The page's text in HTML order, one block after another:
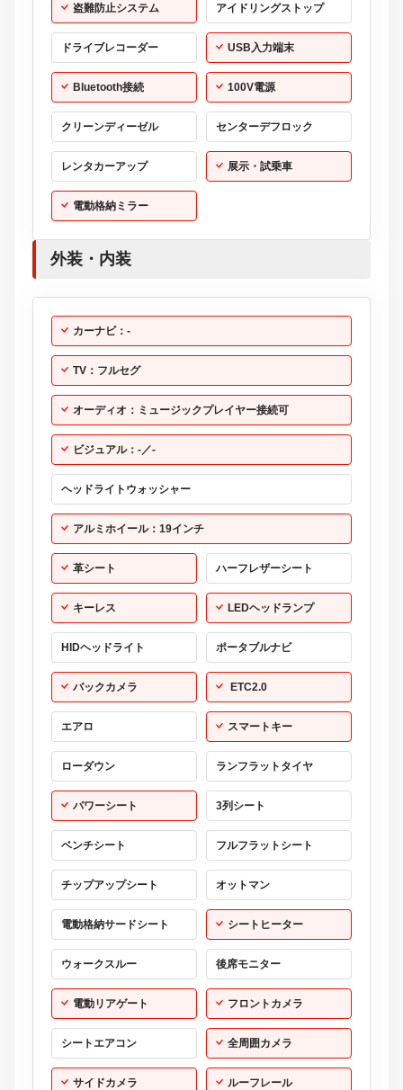
盗難防止システム アイドリングストップ
ドライブレコーダー USB入力端末
Bluetooth接続 100V電源
クリーンディーゼル センターデフロック
レンタカーアップ 展示・試乗車
電動格納ミラー
外装・内装
カーナビ：-
TV：フルセグ
オーディオ：ミュージックプレイヤー接続可
ビジュアル：-／-
ヘッドライトウォッシャー
アルミホイール：19インチ
革シート ハーフレザーシート
キーレス LEDヘッドランプ
HIDヘッドライト ポータブルナビ
バックカメラ ETC2.0
エアロ スマートキー
ローダウン ランフラットタイヤ
パワーシート 3列シート
ベンチシート フルフラットシート
チップアップシート オットマン
電動格納サードシート シートヒーター
ウォークスルー 後席モニター
電動リアゲート フロントカメラ
シートエアコン 全周囲カメラ
サイドカメラ ルーフレール